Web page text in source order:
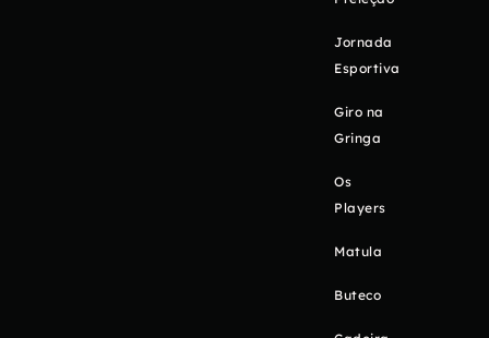
Jornada
Esportiva
Giro na
Gringa
Os
Players
Matula
Buteco